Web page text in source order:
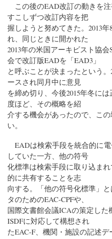
この後のEAD改訂の動きを注
すこしずつ改訂内容を把
握しようと努めてきた。2013
れ、同じときに開かれた
2013年の米国アーキビスト協
会で改訂版EADを「EAD3」
と呼ぶことが決まったという
ースされ同月中に意見
を締め切り、今後2015年冬に
度ほど、その概略を紹
介する機会があったので、こ
い。
EADは検索手段を統合的に
していた一方、他の符号
化標準は検索手段に取り込ま
的に共有することを志
向する。「他の符号化標準」
タのためのEAC-CPFや、
国際文書館会議ICAの策定し
ISDFに対応して構想され
たEAC-F、機関・施設の記述デ